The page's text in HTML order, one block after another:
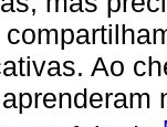
Ao